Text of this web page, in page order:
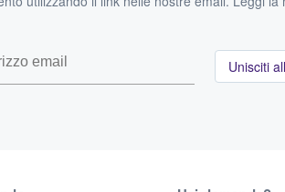
Unisciti